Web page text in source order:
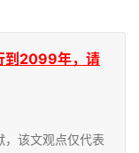
到2099年，请
，该文观点仅代表